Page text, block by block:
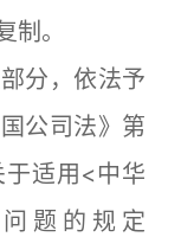
。
分，依法予
公司法》第
适用<中华
题的规定